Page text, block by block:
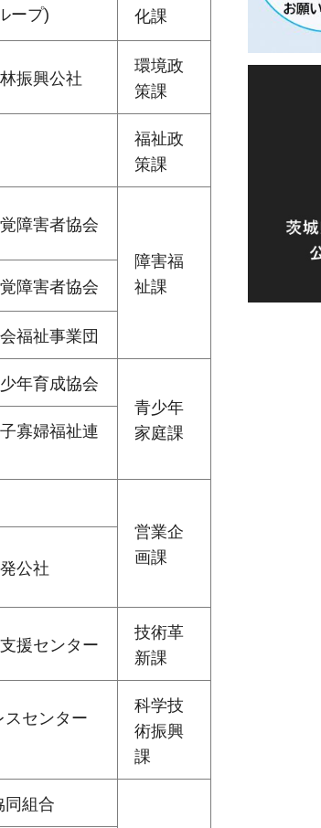
ープ)
化課
振興公社
環境政
策課
福祉政
策課
障害者協会
障害福
祉課
障害者協会
福祉事業団
年育成協会
青少年
家庭課
寡婦福祉連
営業企
画課
公社
援センター
技術革
新課
スセンター
科学技
術振興
課
同組合